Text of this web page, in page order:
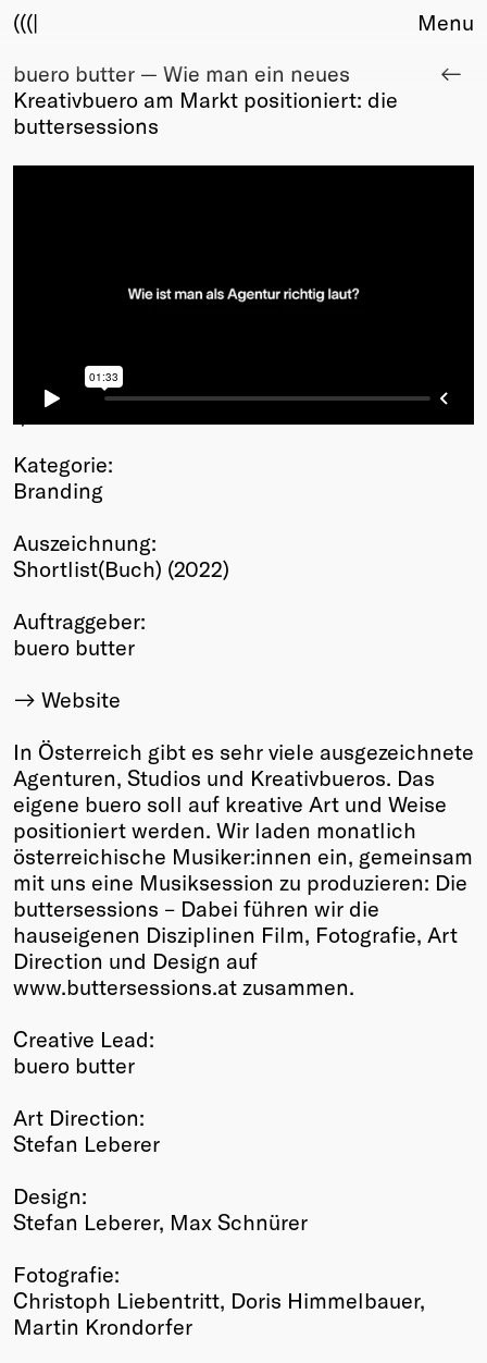
(((|
About
Club
Award
Membership
Info
Members
Friends of Creativity
2026
Past
Menu
buero butter — Wie man ein neues
Kreativbuero am Markt positioniert: die
buttersessions
/12
Kategorie:
Branding
Auszeichnung:
Shortlist(Buch) (2022)
Auftraggeber:
buero butter
Website
In Österreich gibt es sehr viele ausgezeichnete
Agenturen, Studios und Kreativbueros. Das
eigene buero soll auf kreative Art und Weise
positioniert werden. Wir laden monatlich
österreichische Musiker:innen ein, gemeinsam
mit uns eine Musiksession zu produzieren: Die
buttersessions – Dabei führen wir die
hauseigenen Disziplinen Film, Fotografie, Art
Direction und Design auf
www.buttersessions.at zusammen.
Creative Lead:
buero butter
Art Direction:
Stefan Leberer
Design:
Stefan Leberer, Max Schnürer
Fotografie:
Christoph Liebentritt, Doris Himmelbauer,
Martin Krondorfer